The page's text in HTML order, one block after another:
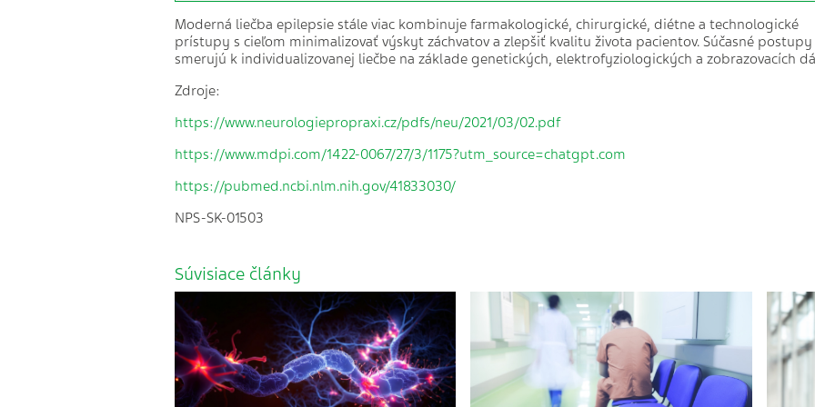
Moderná liečba epilepsie stále viac kombinuje farmakologické, chirurgické, diétne a technologické
prístupy s cieľom minimalizovať výskyt záchvatov a zlepšiť kvalitu života pacientov. Súčasné postupy
smerujú k individualizovanej liečbe na základe genetických, elektrofyziologických a zobrazovacích
Zdroje:
https://www.neurologiepropraxi.cz/pdfs/neu/2021/03/02.pdf
https://www.mdpi.com/1422-0067/27/3/1175?utm_source=chatgpt.com
https://pubmed.ncbi.nlm.nih.gov/41833030/
NPS-SK-01503
Súvisiace články